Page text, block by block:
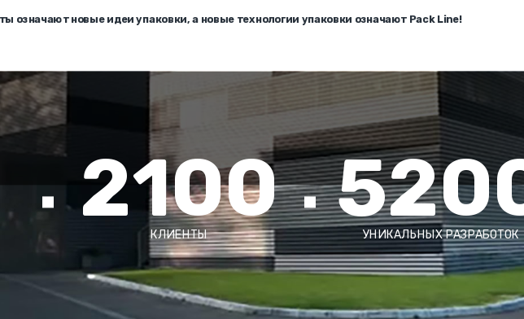
означают новые идеи упаковки, а новые технологии упаковки означают Pack Line!
2100
КЛИЕНТЫ УНИКАЛЬНЫХ РАЗРАБОТОК